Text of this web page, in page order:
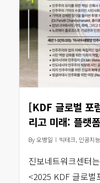
[KDF 글로벌 포
리고 미래: 플랫
By 오병일 빅테크, 인공지능
진보네트워크센터
<2025 KDF 글로벌